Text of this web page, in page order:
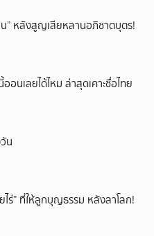
น” หลังสูญเสียหลานอภิชาตบุตร!
นเลยได้ไหม ล่าสุดเคาะชื่อไทย
น
” ที่ให้ลูกบุญธรรม หลังลาโลก!